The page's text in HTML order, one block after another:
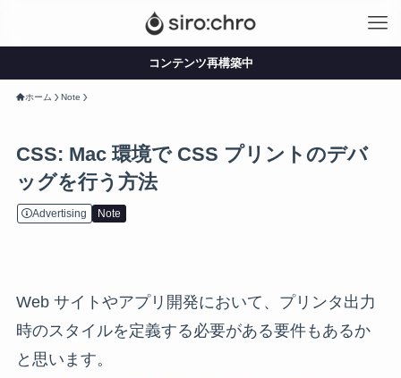
コンテンツ再構築中
ホーム Note
CSS: Mac 環境で CSS プリントのデバ
ッグを行う方法
Advertising Note
Web サイトやアプリ開発において、プリンタ出力
時のスタイルを定義する必要がある要件もあるか
と思います。